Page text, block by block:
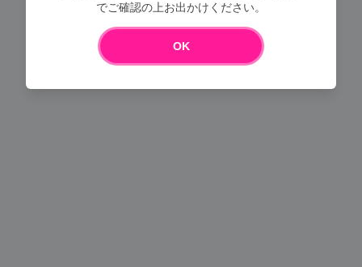
Loading...
でご確認の上お出かけください。
OK